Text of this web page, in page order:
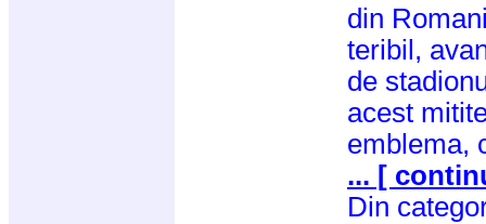
din
teribil,
de
acest
emblema,
... [
Din